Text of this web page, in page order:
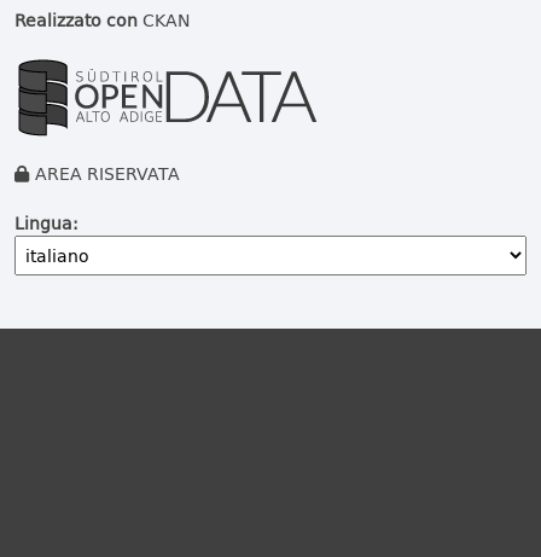
Realizzato conCKAN
AREA RISERVATA
Lingua